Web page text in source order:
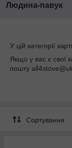
Людина-павук
У цій категорії
Якщо у вас є свої
пошту
Сортування